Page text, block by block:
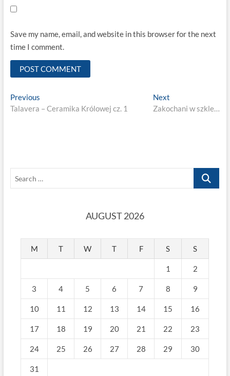
Save my name, email, and website in this browser for the next
time I comment.
Post
navigation
PreviousPrevious
post:
Talavera – Ceramika Królowej cz. 1
Next
post:
Zakochani w szkle…
Search
AUGUST 2026
M T W T F S S
1 2
3 4 5 6 7 8 9
10 11 12 13 14 15 16
17 18 19 20 21 22 23
24 25 26 27 28 29 30
31